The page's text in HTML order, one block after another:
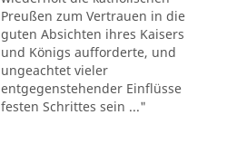
Preußen zum Vertrauen in die
guten Absichten ihres Kaisers
und Königs aufforderte, und
ungeachtet vieler
entgegenstehender Einflüsse
festen Schrittes sein ..."